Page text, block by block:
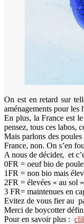
On est en retard sur
aménagements pour
En plus, la France est
pensez, tous ces labos,
Mais parlons des
France, non. On s’en
A nous de décider, et
0FR = oeuf bio de
1FR = non bio mais
2FR = élevées « au sol
3 FR= maintenues en
Evitez de vous fier au
Merci de boycotter
Pour en savoir plus :